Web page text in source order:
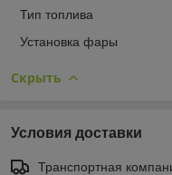
Тип топлива
Установка фары
Скрыть
Условия доставки
Транспортная